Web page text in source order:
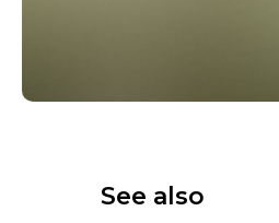
See also